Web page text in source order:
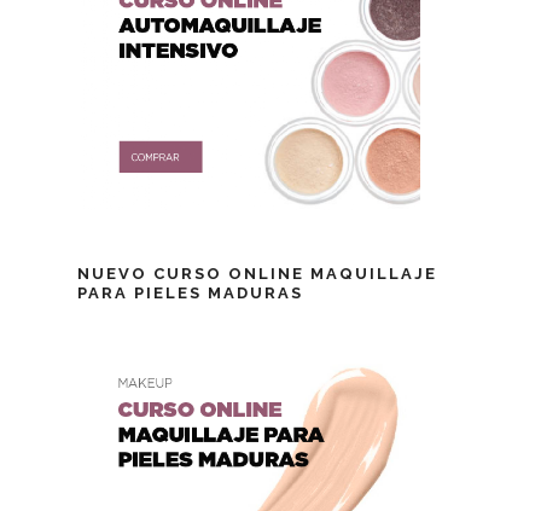
NUEVO CURSO ONLINE MAQUILLAJE
PARA PIELES MADURAS